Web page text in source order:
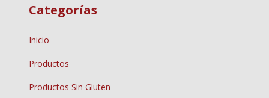
Categorías
Inicio
Productos
Productos Sin Gluten